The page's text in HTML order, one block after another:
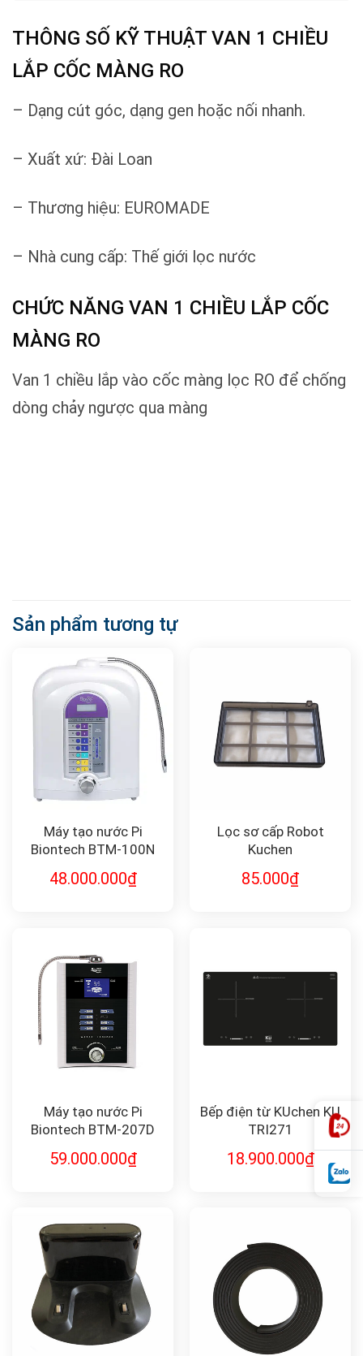
THÔNG SỐ KỸ THUẬT VAN 1 CHIỀU
LẮP CỐC MÀNG RO
– Dạng cút góc, dạng gen hoặc nối nhanh.
– Xuất xứ: Đài Loan
– Thương hiệu: EUROMADE
– Nhà cung cấp: Thế giới lọc nước
CHỨC NĂNG VAN 1 CHIỀU LẮP CỐC
MÀNG RO
Van 1 chiều lắp vào cốc màng lọc RO để chống
dòng chảy ngược qua màng
Sản phẩm tương tự
Máy tạo nước Pi
Biontech BTM-100N
48.000.000₫
Lọc sơ cấp Robot
Kuchen
85.000₫
Máy tạo nước Pi
Biontech BTM-207D
59.000.000₫
Bếp điện từ KUchen KU
TRI271
18.900.000₫